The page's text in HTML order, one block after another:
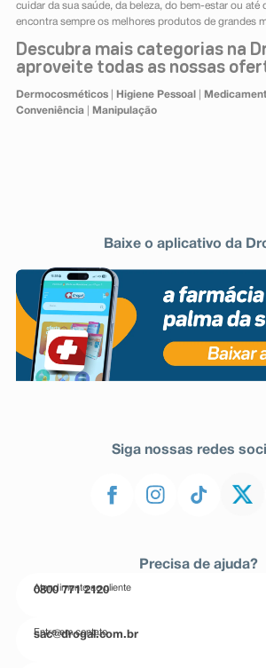
cuidar da sua saúde, da beleza, do bem-estar ou até
encontra sempre os melhores produtos de grandes
Descubra mais categorias na
aproveite todas as nossas
Dermocosméticos| Higiene Pessoal
Conveniência| Manipulação
Baixe o aplicativo da
Siga nossas redes
Precisa de ajuda?
Atendimento ao cliente
0800 771 2120
Entre em contato
sac@drogal.com.br